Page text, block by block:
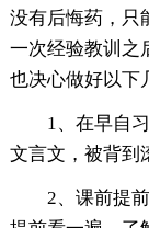
没有后悔药，只
一次经验教训之
也决心做好以下
1、在早自
文言文，被背到
2、课前提